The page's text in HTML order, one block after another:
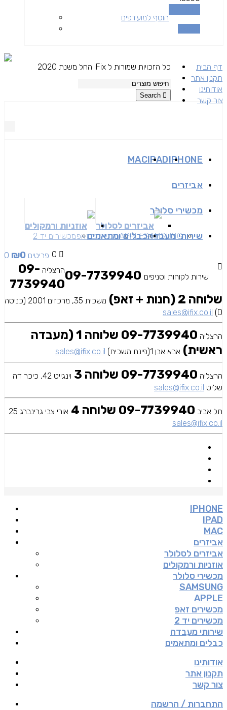
הוסף למועדפים
דף הבית
תקנון אתר
אודותינו
צור קשר
כל הזכויות שמורות ל iFix החל משנת 2020
IPHONE
IPAD
MAC
אביזרים
אביזרים לסלולר אוזניות ורמקולים
מכשירי סלולר
SAMSUNG
APPLEמכשירים זאפמכשירים יד 2 שירותי מעבדהכבלים ומתאמים
0 0 פריטים ₪0
Search
שירות לקוחות וסניפים
הרצליה 09-
7739940
שלוחה 2 (חנות + זאפ)
משכית 35, מרכזים 2001 (כניסה
D)
sales@ifix.co.il
הרצליה
09-7739940 שלוחה 1 (מעבדה
ראשית) אבא אבן 1(פינת משכית) sales@ifix.co.il
הרצליה 09-7739940 שלוחה 3
וינגייט 42, כיכר דה
שליט sales@ifix.co.il
תל אביב 09-7739940 שלוחה 4
אורי צבי גרינברג 25
sales@ifix.co.il
IPHONE
IPAD
MAC
אביזרים
אביזרים לסלולר
אוזניות ורמקולים
מכשירי סלולר
SAMSUNG
APPLE
מכשירים זאפ
מכשירים יד 2
שירותי מעבדה
כבלים ומתאמים
אודותינו
תקנון אתר
צור קשר
התחברות / הרשמה